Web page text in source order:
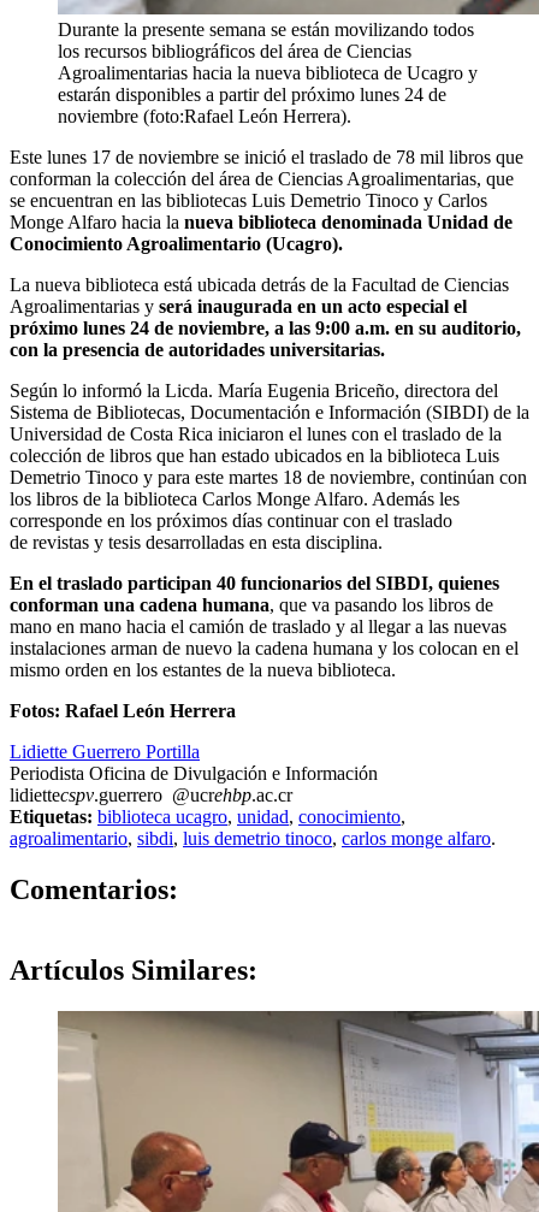
Durante la presente semana se están movilizando todos
los recursos bibliográficos del área de Ciencias
Agroalimentarias hacia la nueva biblioteca de Ucagro y
estarán disponibles a partir del próximo lunes 24 de
noviembre (foto:Rafael León Herrera).
Este lunes 17 de noviembre se inició el traslado de 78 mil libros que
conforman la colección del área de Ciencias Agroalimentarias, que
se encuentran en las bibliotecas Luis Demetrio Tinoco y Carlos
Monge Alfaro hacia la nueva biblioteca denominada Unidad de
Conocimiento Agroalimentario (Ucagro).
La nueva biblioteca está ubicada detrás de la Facultad de Ciencias
Agroalimentarias y será inaugurada en un acto especial el
próximo lunes 24 de noviembre, a las 9:00 a.m. en su auditorio,
con la presencia de autoridades universitarias.
Según lo informó la Licda. María Eugenia Briceño, directora del
Sistema de Bibliotecas, Documentación e Información (SIBDI) de la
Universidad de Costa Rica iniciaron el lunes con el traslado de la
colección de libros que han estado ubicados en la biblioteca Luis
Demetrio Tinoco y para este martes 18 de noviembre, continúan con
los libros de la biblioteca Carlos Monge Alfaro. Además les
corresponde en los próximos días continuar con el traslado
de revistas y tesis desarrolladas en esta disciplina.
En el traslado participan 40 funcionarios del SIBDI, quienes
conforman una cadena humana, que va pasando los libros de
mano en mano hacia el camión de traslado y al llegar a las nuevas
instalaciones arman de nuevo la cadena humana y los colocan en el
mismo orden en los estantes de la nueva biblioteca.
Fotos: Rafael León Herrera
Lidiette Guerrero Portilla
Periodista Oficina de Divulgación e Información
lidiettecspv.guerrero @ucrehbp.ac.cr
Etiquetas: biblioteca ucagro, unidad, conocimiento,
agroalimentario, sibdi, luis demetrio tinoco, carlos monge alfaro.
Comentarios:
Artículos Similares: